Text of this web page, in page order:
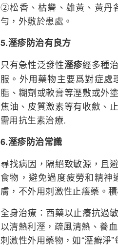
②松香、枯礬、雄黃、黃丹
勻，外敷於患處。
5.溼疹防治有良方
只有急性泛發性溼疹經多種
服。外用藥物主要爲對症
脂、糊劑或軟膏等溼敷或外
焦油、皮質激素等有收斂、
需用抗生素治療.
6.溼疹防治常識
尋找病因，隔絕致敏源，且
食物，避免過度疲勞和精
膚，不外用刺激性止癢藥。
全身治療：西藥以止癢抗過
以清熱利溼，疏風清熱、養
刺激性外用藥物，如“溼癬淨